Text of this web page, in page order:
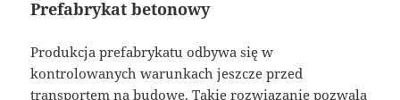
Prefabrykat betonowy
Produkcja prefabrykatu odbywa się w
kontrolowanych warunkach jeszcze przed
transportem na budowę. Takie rozwiązanie pozwala